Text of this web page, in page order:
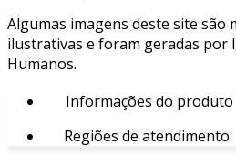
Algumas imagens deste site são
ilustrativas e foram geradas por
Humanos.
Informações do produto
Regiões de atendimento